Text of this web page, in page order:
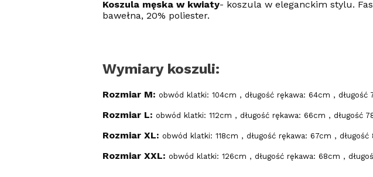
Koszula męska w kwiaty- koszula w eleganckim stylu.
bawełna, 20% poliester.
Wymiary koszuli:
Rozmiar M: obwód klatki: 104cm , długość rękawa: 64cm , długość
Rozmiar L: obwód klatki: 112cm , długość rękawa: 66cm , długość
Rozmiar XL: obwód klatki: 118cm , długość rękawa: 67cm , długość
Rozmiar XXL: obwód klatki: 126cm , długość rękawa: 68cm ,